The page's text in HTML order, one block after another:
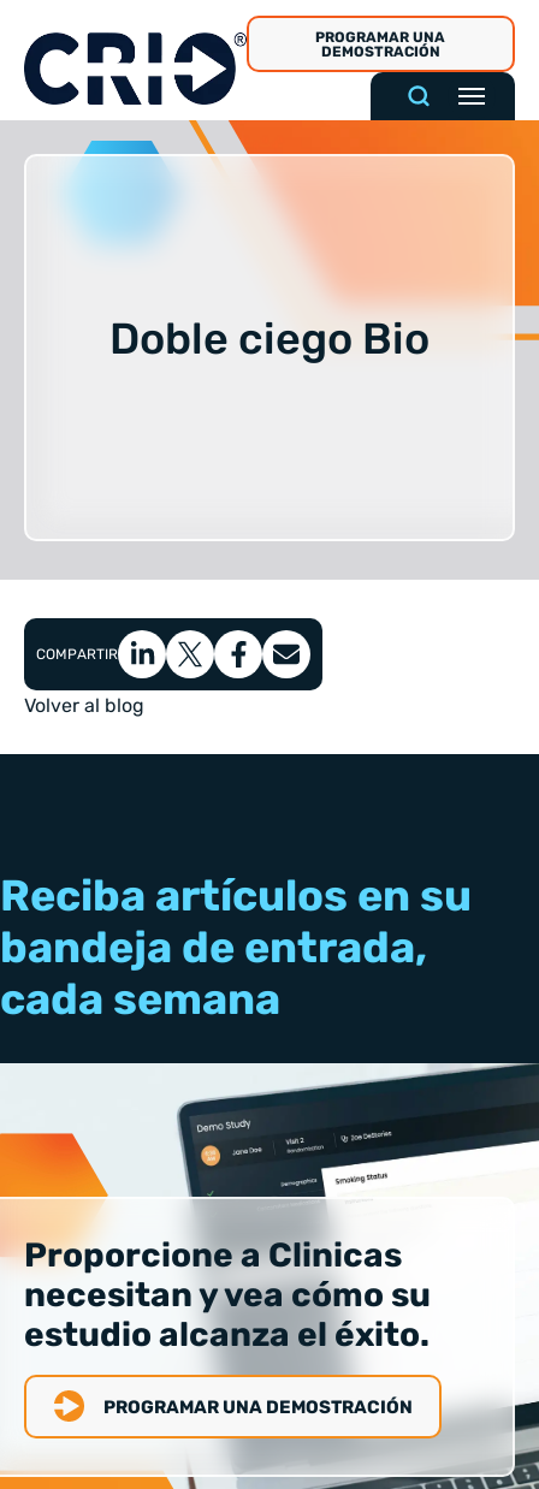
contenido
PROGRAMAR UNA
DEMOSTRACIÓN
Doble ciego Bio
COMPARTIR
Volver al blog
Reciba artículos en su
bandeja de entrada,
cada semana
Proporcione a Clinicas
necesitan y vea cómo su
estudio alcanza el éxito.
PROGRAMAR UNA DEMOSTRACIÓN